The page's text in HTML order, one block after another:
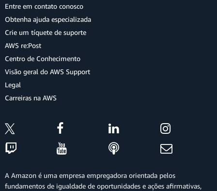
Entre em contato conosco
Obtenha ajuda especializada
Crie um tíquete de suporte
AWS re:Post
Centro de Conhecimento
Visão geral do AWS Support
Legal
Carreiras na AWS
A Amazon é uma empresa empregadora orientada pelos
fundamentos de igualdade de oportunidades e ações afirmativas,